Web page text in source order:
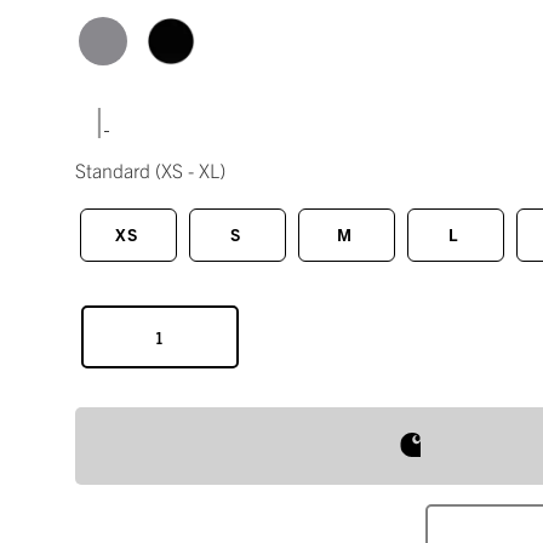
|
Standard (XS - XL)
XS S M L